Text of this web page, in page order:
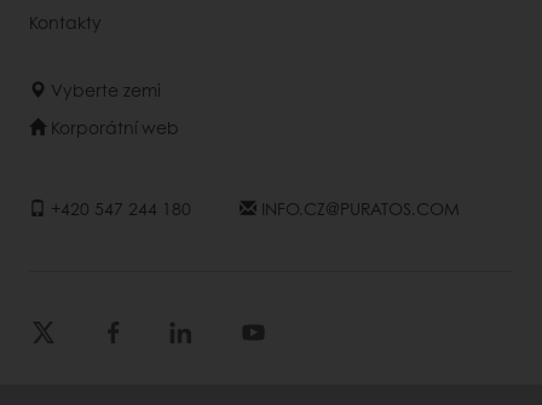
Kontakty
Vyberte zemi
Korporátní web
+420 547 244 180 INFO.CZ@PURATOS.COM